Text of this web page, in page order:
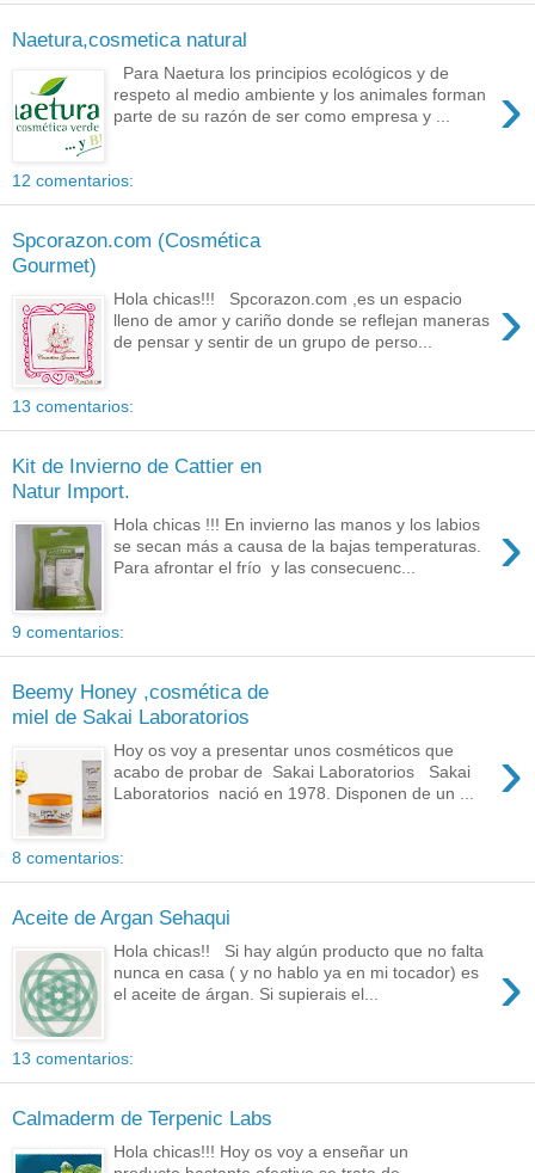
Naetura,cosmetica natural
›
Para Naetura los principios ecológicos y de
respeto al medio ambiente y los animales forman
parte de su razón de ser como empresa y ...
12 comentarios:
Spcorazon.com (Cosmética
Gourmet)
›
Hola chicas!!! Spcorazon.com ,es un espacio
lleno de amor y cariño donde se reflejan maneras
de pensar y sentir de un grupo de perso...
13 comentarios:
Kit de Invierno de Cattier en
Natur Import.
›
Hola chicas !!! En invierno las manos y los labios
se secan más a causa de la bajas temperaturas.
Para afrontar el frío y las consecuenc...
9 comentarios:
Beemy Honey ,cosmética de
miel de Sakai Laboratorios
›
Hoy os voy a presentar unos cosméticos que
acabo de probar de Sakai Laboratorios Sakai
Laboratorios nació en 1978. Disponen de un ...
8 comentarios:
Aceite de Argan Sehaqui
›
Hola chicas!! Si hay algún producto que no falta
nunca en casa ( y no hablo ya en mi tocador) es
el aceite de árgan. Si supierais el...
13 comentarios:
Calmaderm de Terpenic Labs
Hola chicas!!! Hoy os voy a enseñar un